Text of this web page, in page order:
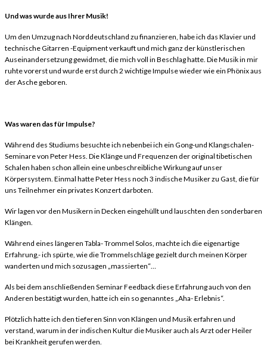
Und was wurde aus Ihrer Musik!
Um den Umzug nach Norddeutschland zu finanzieren, habe ich das Klavier und
technische Gitarren -Equipment verkauft und mich ganz der künstlerischen
Auseinandersetzung gewidmet, die mich voll in Beschlag hatte. Die Musik in mir
ruhte vorerst und wurde erst durch 2 wichtige Impulse wieder wie ein Phönix aus
der Asche geboren.
Was waren das für Impulse?
Während des Studiums besuchte ich nebenbei ich ein Gong-und Klangschalen-
Seminare von Peter Hess. Die Klänge und Frequenzen der original tibetischen
Schalen haben schon allein eine unbeschreibliche Wirkung auf unser
Körpersystem. Einmal hatte Peter Hess noch 3 indische Musiker zu Gast, die für
uns Teilnehmer ein privates Konzert darboten.
Wir lagen vor den Musikern in Decken eingehüllt und lauschten den sonderbaren
Klängen.
Während eines längeren Tabla- Trommel Solos, machte ich die eigenartige
Erfahrung,- ich spürte, wie die Trommelschläge gezielt durch meinen Körper
wanderten und mich sozusagen „massierten“…
Als bei dem anschließenden Seminar Feedback diese Erfahrung auch von den
Anderen bestätigt wurden, hatte ich ein so genanntes „Aha- Erlebnis“.
Plötzlich hatte ich den tieferen Sinn von Klängen und Musik erfahren und
verstand, warum in der indischen Kultur die Musiker auch als Arzt oder Heiler
bei Krankheit gerufen werden.